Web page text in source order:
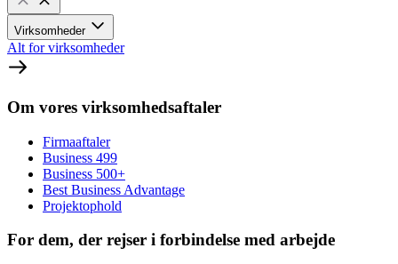
Virksomheder
Alt for virksomheder
Om vores virksomhedsaftaler
Firmaaftaler
Business 499
Business 500+
Best Business Advantage
Projektophold
For dem, der rejser i forbindelse med arbejde